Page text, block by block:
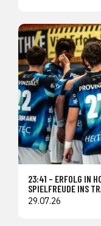
23:41 – ERFOLG IN
SPIELFREUDE INS
29.07.26